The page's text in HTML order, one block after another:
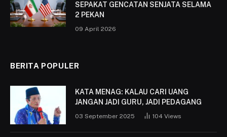
SEPAKAT GENCATAN SENJATA SELAMA
2 PEKAN
09 April 2026
BERITA POPULER
KATA MENAG: KALAU CARI UANG
JANGAN JADI GURU, JADI PEDAGANG
03 September 2025 104 Views